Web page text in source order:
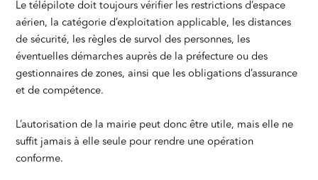
Le télépilote doit toujours vérifier les restrictions d’espace
aérien, la catégorie d’exploitation applicable, les distances
de sécurité, les règles de survol des personnes, les
éventuelles démarches auprès de la préfecture ou des
gestionnaires de zones, ainsi que les obligations d’assurance
et de compétence.
L’autorisation de la mairie peut donc être utile, mais elle ne
suffit jamais à elle seule pour rendre une opération
conforme.